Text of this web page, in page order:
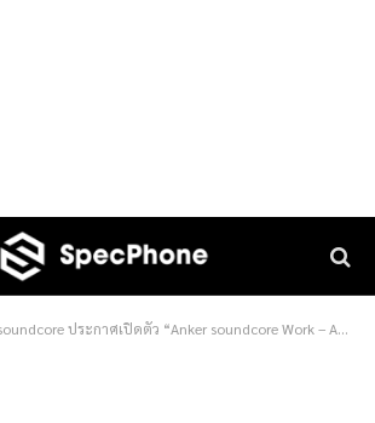
ประกาศเปิดตัว “Anker soundcore Work – AI Recorder Coin” อย่างเป็นทางการในประเทศไทย